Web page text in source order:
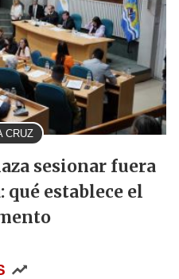
CRUZ
sesionar fuera
establece el